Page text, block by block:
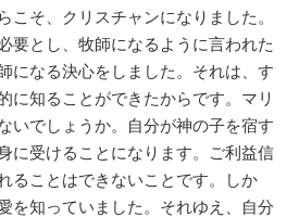
こそ、クリスチャンになりました。
要とし、牧師になるように言われた
になる決心をしました。それは、す
に知ることができたからです。マリ
いでしょうか。自分が神の子を宿す
に受けることになります。ご利益信
ることはできないことです。しか
を知っていました。それゆえ、自分